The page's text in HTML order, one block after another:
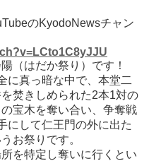
のKyodoNewsチャン
（はだか祭り）です！
に真っ暗な中で、本堂二
焚きしめられた2本1対の
宝木を奪い合い、争奪戦
にして仁王門の外に出た
お祭りです。
を特定し奪いに行くとい